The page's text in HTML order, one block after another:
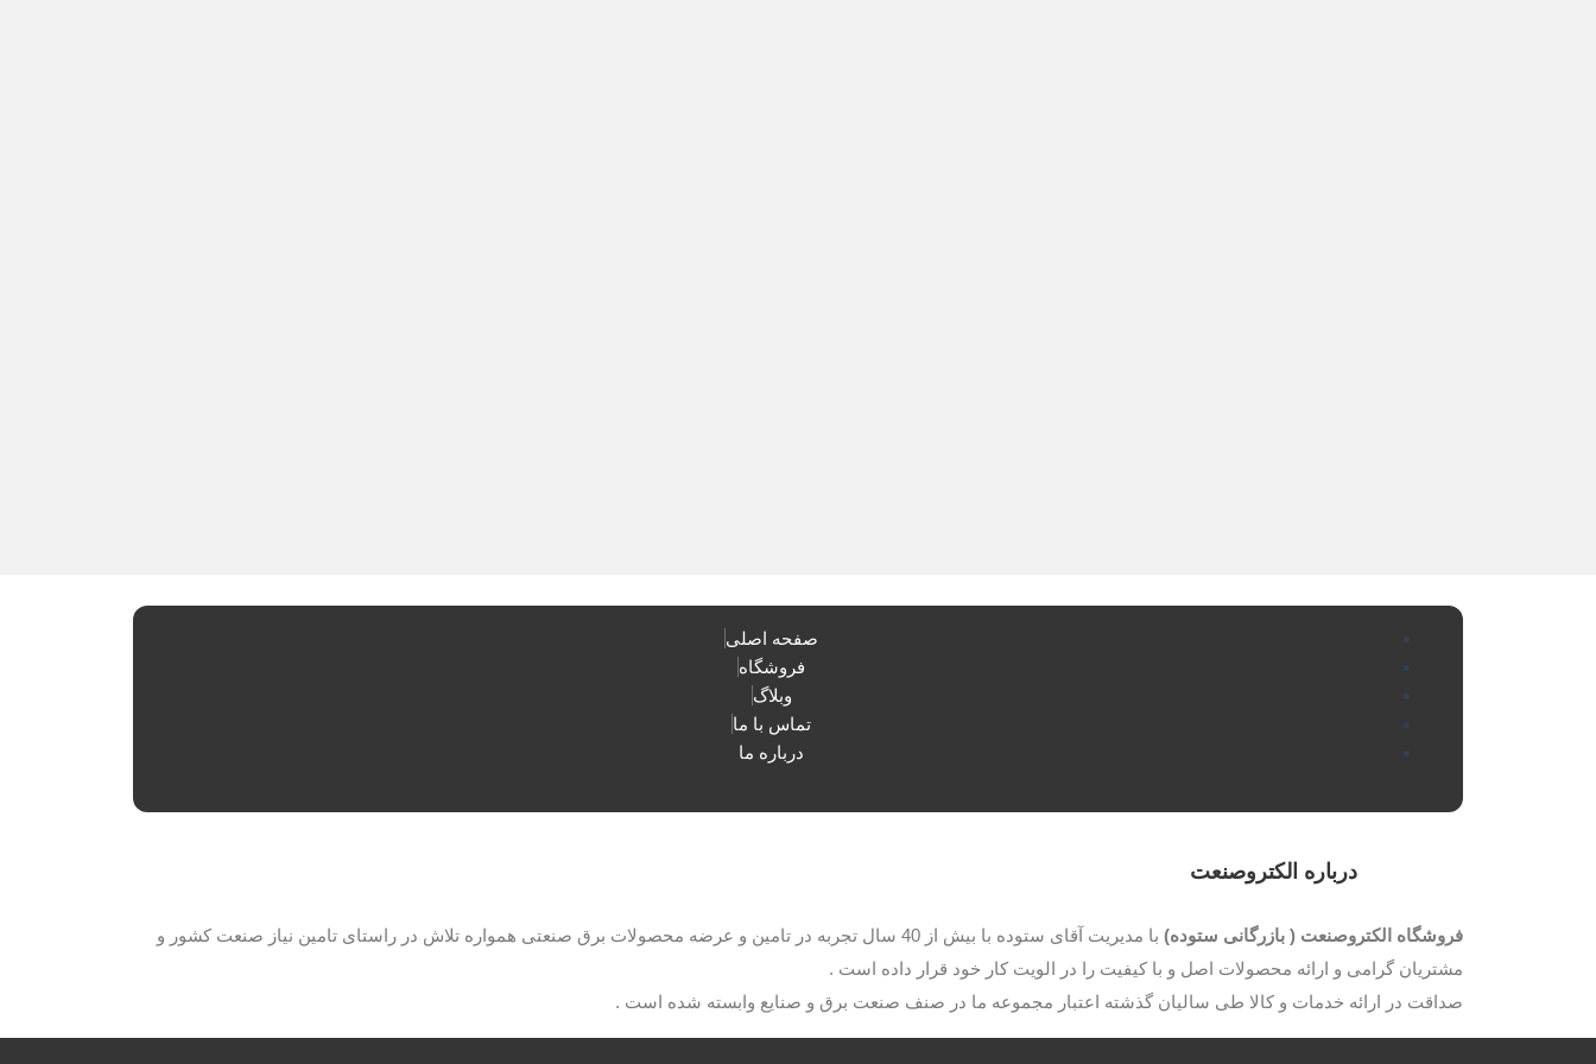
صفحه اصلی
فروشگاه
وبلاگ
تماس با ما
درباره ما
درباره الکتروصنعت
فروشگاه الکتروصنعت ( بازرگانی ستوده)
با مدیریت آقای ستوده با بیش از 40 سال تجربه در تامین و عرضه محصولات برق صنعتی همواره تلاش در راستای تامین نیاز صنعت کشور و
مشتریان گرامی و ارائه محصولات اصل و با کیفیت را در الویت کار خود قرار داده است .
صداقت در ارائه خدمات و کالا طی سالیان گذشته اعتبار مجموعه ما در صنف صنعت برق و صنایع وابسته شده است .